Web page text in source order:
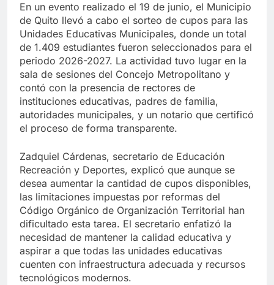
En un evento realizado el 19 de junio, el Municipio
de Quito llevó a cabo el sorteo de cupos para las
Unidades Educativas Municipales, donde un total
de 1.409 estudiantes fueron seleccionados para el
periodo 2026-2027. La actividad tuvo lugar en la
sala de sesiones del Concejo Metropolitano y
contó con la presencia de rectores de
instituciones educativas, padres de familia,
autoridades municipales, y un notario que certificó
el proceso de forma transparente.
Zadquiel Cárdenas, secretario de Educación
Recreación y Deportes, explicó que aunque se
desea aumentar la cantidad de cupos disponibles,
las limitaciones impuestas por reformas del
Código Orgánico de Organización Territorial han
dificultado esta tarea. El secretario enfatizó la
necesidad de mantener la calidad educativa y
aspirar a que todas las unidades educativas
cuenten con infraestructura adecuada y recursos
tecnológicos modernos.